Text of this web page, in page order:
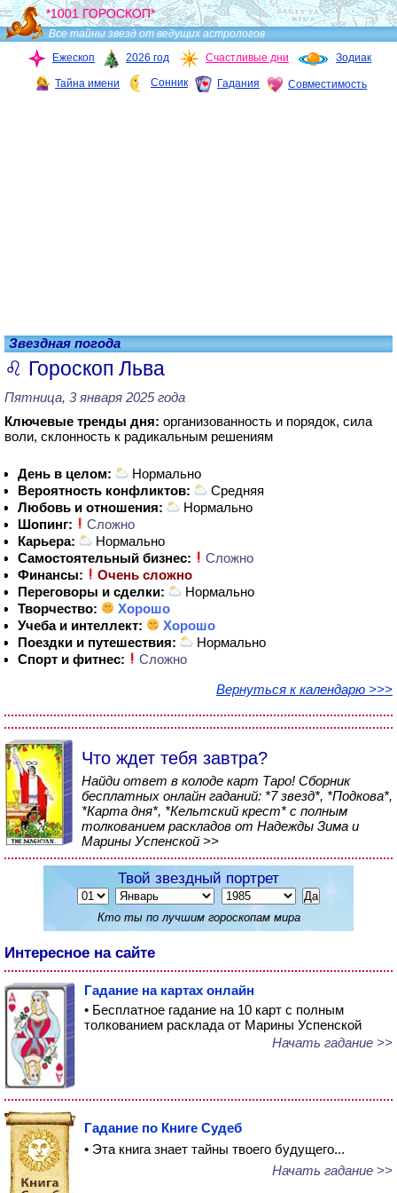
*1001 ГОРОСКОП*
Все тайны звезд от ведущих астрологов
Ежескоп
2026 год Счастливые дни Зодиак
Тайна имени Сонник Гадания Совместимость
Звездная погода
Гороскоп Льва
Пятница, 3 января 2025 года
Ключевые тренды дня: организованность и порядок, сила
воли, склонность к радикальным решениям
День в целом:
Нормально
Вероятность конфликтов:
Средняя
Любовь и отношения:
Нормально
Шопинг:
Сложно
Карьера:
Нормально
Самостоятельный бизнес:
Сложно
Финансы:
Очень сложно
Переговоры и сделки:
Нормально
Творчество:
Хорошо
Учеба и интеллект:
Хорошо
Поездки и путешествия:
Нормально
Спорт и фитнес:
Сложно
Вернуться к календарю >>>
Что ждет тебя завтра?
Найди ответ в колоде карт Таро! Сборник
бесплатных онлайн гаданий: *7 звезд*, *Подкова*,
*Карта дня*, *Кельтский крест* с полным
толкованием раскладов от Надежды Зима и
Марины Успенской >>
Твой звездный портрет
Кто ты по лучшим гороскопам мира
Интересное на сайте
Гадание на картах онлайн
• Бесплатное гадание на 10 карт с полным
толкованием расклада от Марины Успенской
Начать гадание >>
Гадание по Книге Судеб
• Эта книга знает тайны твоего будущего...
Начать гадание >>